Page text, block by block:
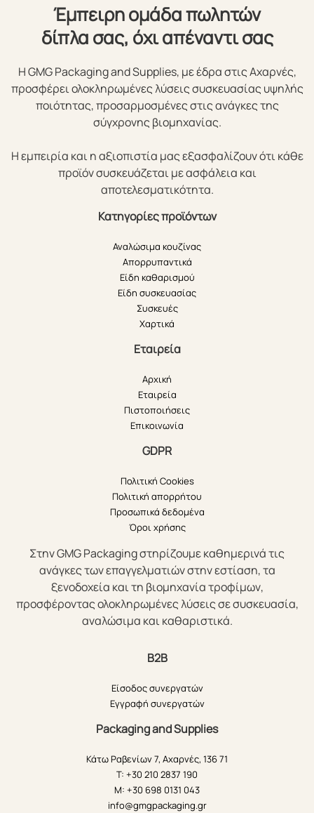
Έμπειρη ομάδα πωλητών
δίπλα σας, όχι απέναντι σας
Η GMG Packaging and Supplies, με έδρα στις Αχαρνές,
προσφέρει ολοκληρωμένες λύσεις συσκευασίας υψηλής
ποιότητας, προσαρμοσμένες στις ανάγκες της
σύγχρονης βιομηχανίας.
Η εμπειρία και η αξιοπιστία μας εξασφαλίζουν ότι κάθε
προϊόν συσκευάζεται με ασφάλεια και
αποτελεσματικότητα.
Κατηγορίες προϊόντων
Αναλώσιμα κουζίνας
Απορρυπαντικά
Είδη καθαρισμού
Είδη συσκευασίας
Συσκευές
Χαρτικά
Εταιρεία
Αρχική
Εταιρεία
Πιστοποιήσεις
Επικοινωνία
GDPR
Πολιτική Cookies
Πολιτική απορρήτου
Προσωπικά δεδομένα
Όροι χρήσης
Στην GMG Packaging στηρίζουμε καθημερινά τις
ανάγκες των επαγγελματιών στην εστίαση, τα
ξενοδοχεία και τη βιομηχανία τροφίμων,
προσφέροντας ολοκληρωμένες λύσεις σε συσκευασία,
αναλώσιμα και καθαριστικά.
B2B
Είσοδος συνεργατών
Εγγραφή συνεργατών
Packaging and Supplies
Κάτω Ραβενίων 7, Αχαρνές, 136 71
T: +30 210 2837 190
M: +30 698 0131 043
info@gmgpackaging.gr